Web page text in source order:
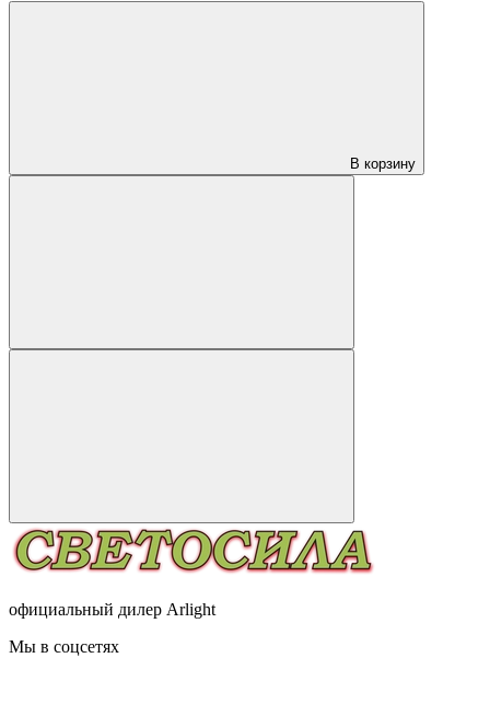
В корзину
официальный дилер Arlight
Мы в соцсетях